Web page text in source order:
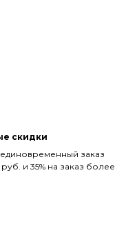
скидки
единовременный заказ
и 35% на заказ более